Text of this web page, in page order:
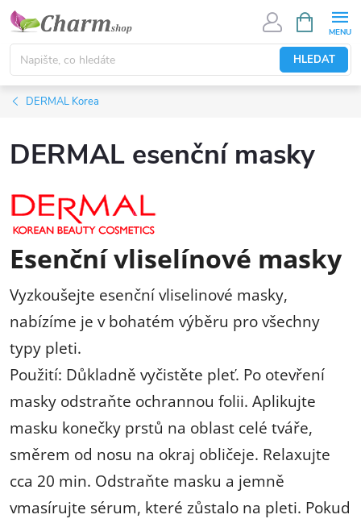
Přejít
obsah
HLEDAT
NÁKUPNÍ
KOŠÍK
DERMAL Korea
DERMAL esenční masky
Esenční vliselínové masky
Vyzkoušejte esenční vliselinové masky,
nabízíme je v bohatém výběru pro všechny
typy pleti.
Použití: Důkladně vyčistěte pleť. Po otevření
masky odstraňte ochrannou folii. Aplikujte
masku konečky prstů na oblast celé tváře,
směrem od nosu na okraj obličeje. Relaxujte
cca 20 min. Odstraňte masku a jemně
vmasírujte sérum, které zůstalo na pleti. Pokud